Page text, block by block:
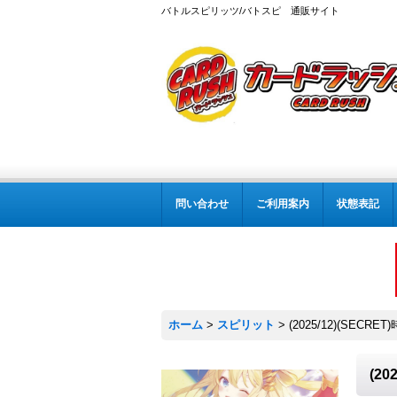
バトルスピリッツ/バトスピ 通販サイト
問い合わせ ご利用案内 状態表記
ホーム > スピリット > (2025/12)(SECRET)